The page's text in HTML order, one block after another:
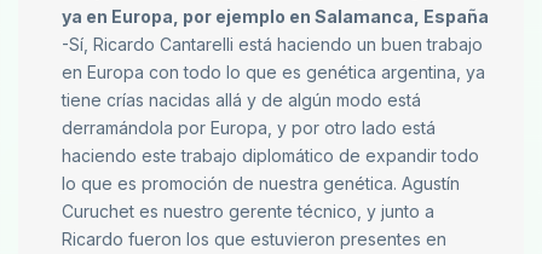
ya en Europa, por ejemplo en Salamanca, España
-Sí, Ricardo Cantarelli está haciendo un buen trabajo
en Europa con todo lo que es genética argentina, ya
tiene crías nacidas allá y de algún modo está
derramándola por Europa, y por otro lado está
haciendo este trabajo diplomático de expandir todo
lo que es promoción de nuestra genética. Agustín
Curuchet es nuestro gerente técnico, y junto a
Ricardo fueron los que estuvieron presentes en